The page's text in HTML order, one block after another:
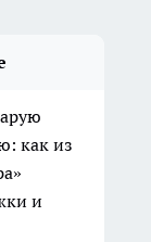
как из
и